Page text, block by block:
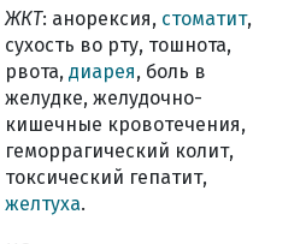
ЖКТ: анорексия, стоматит,
сухость во рту, тошнота,
рвота, диарея, боль в
желудке, желудочно-
кишечные кровотечения,
геморрагический колит,
токсический гепатит,
желтуха.